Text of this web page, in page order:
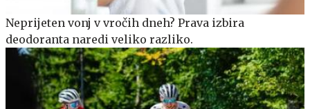
Neprijeten vonj v vročih dneh? Prava izbira
deodoranta naredi veliko razliko.